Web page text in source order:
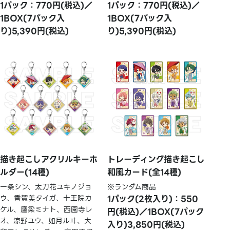
1パック：770円(税込)／
1BOX(7パック入
り)5,390円(税込)
1パック：770円(税込)／
1BOX(7パック入
り)5,390円(税込)
描き起こしアクリルキーホ
ルダー(14種)
一条シン、太刀花ユキノジョ
ウ、香賀美タイガ、十王院カ
ケル、鷹梁ミナト、西園寺レ
オ、涼野ユウ、如月ルヰ、大
トレーディング描き起こし
和風カード(全14種)
※ランダム商品
1パック(2枚入り)：550
円(税込)／1BOX(7パック
入り)3,850円(税込)